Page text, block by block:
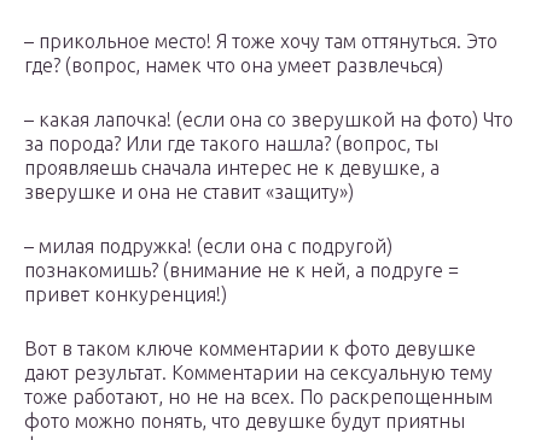
– прикольное место! Я тоже хочу там оттянуться. Это
где? (вопрос, намек что она умеет развлечься)
– какая лапочка! (если она со зверушкой на фото) Что
за порода? Или где такого нашла? (вопрос, ты
проявляешь сначала интерес не к девушке, а
зверушке и она не ставит «защиту»)
– милая подружка! (если она с подругой)
познакомишь? (внимание не к ней, а подруге =
привет конкуренция!)
Вот в таком ключе комментарии к фото девушке
дают результат. Комментарии на сексуальную тему
тоже работают, но не на всех. По раскрепощенным
фото можно понять, что девушке будут приятны